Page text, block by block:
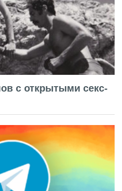
с открытыми секс-